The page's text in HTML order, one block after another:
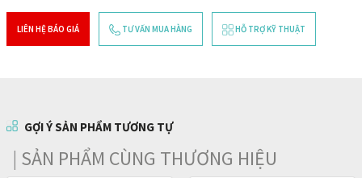
LIÊN HỆ BÁO GIÁ TƯ VẤN MUA HÀNG HỖ TRỢ KỸ THUẬT
GỢI Ý SẢN PHẨM TƯƠNG TỰ
| SẢN PHẨM CÙNG THƯƠNG HIỆU